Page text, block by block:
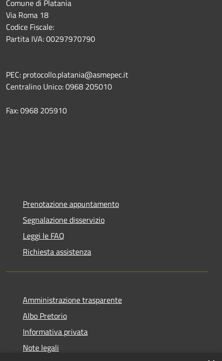
Comune di Platania
Via Roma 18
Codice Fiscale:
Partita IVA: 00297970790
PEC: protocollo.platania@asmepec.it
Centralino Unico: 0968 205010
Fax: 0968 205910
Prenotazione appuntamento
Segnalazione disservizio
Leggi le FAQ
Richiesta assistenza
Amministrazione trasparente
Albo Pretorio
Informativa privata
Note legali